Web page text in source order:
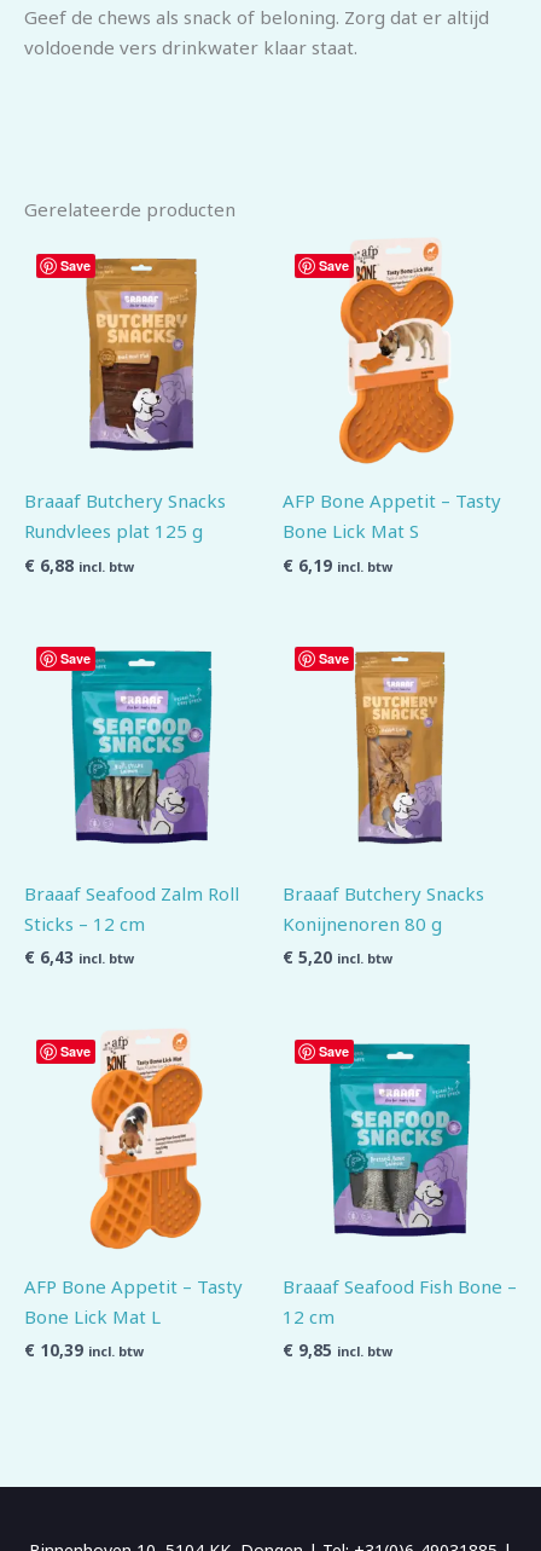
Geef de chews als snack of beloning. Zorg dat er altijd
voldoende vers drinkwater klaar staat.
Gerelateerde producten
Save
Braaaf Butchery Snacks
Rundvlees plat 125 g
€ 6,88 incl. btw
Save
AFP Bone Appetit – Tasty
Bone Lick Mat S
€ 6,19 incl. btw
Save
Braaaf Seafood Zalm Roll
Sticks – 12 cm
€ 6,43 incl. btw
Save
Braaaf Butchery Snacks
Konijnenoren 80 g
€ 5,20 incl. btw
Save
AFP Bone Appetit – Tasty
Bone Lick Mat L
€ 10,39 incl. btw
Save
Braaaf Seafood Fish Bone –
12 cm
€ 9,85 incl. btw